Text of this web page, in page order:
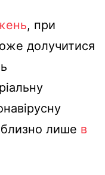
, при
долучитися
лише в